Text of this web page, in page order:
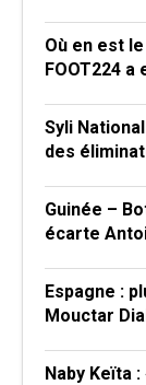
Où en est
FOOT224 a
Syli
des
Guinée –
écarte
Espagne :
Mouctar
Naby Keïta